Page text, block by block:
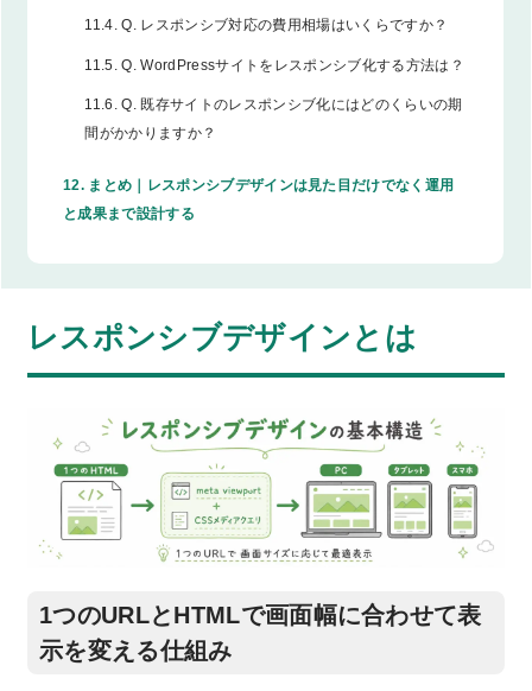
11.4. Q. レスポンシブ対応の費用相場はいくらですか？
11.5. Q. WordPressサイトをレスポンシブ化する方法は？
11.6. Q. 既存サイトのレスポンシブ化にはどのくらいの期
間がかかりますか？
12.まとめ｜レスポンシブデザインは見た目だけでなく運用
と成果まで設計する
レスポンシブデザインとは
1つのURLとHTMLで画面幅に合わせて表
示を変える仕組み